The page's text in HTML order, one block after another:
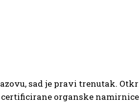
sad je pravi trenutak.
organske